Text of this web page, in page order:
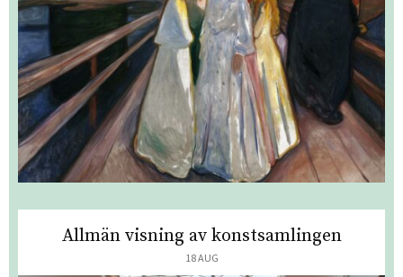
Allmän visning av konstsamlingen
18 AUG